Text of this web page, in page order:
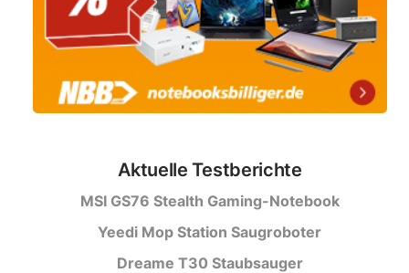
Aktuelle Testberichte
MSI GS76 Stealth Gaming-Notebook
Yeedi Mop Station Saugroboter
Dreame T30 Staubsauger